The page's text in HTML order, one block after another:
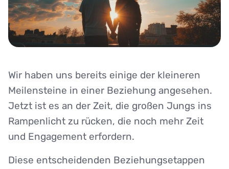
Wir haben uns bereits einige der kleineren
Meilensteine in einer Beziehung angesehen.
Jetzt ist es an der Zeit, die großen Jungs ins
Rampenlicht zu rücken, die noch mehr Zeit
und Engagement erfordern.
Diese entscheidenden Beziehungsetappen